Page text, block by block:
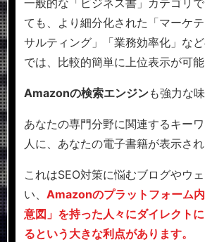
一般的な「ビジネス書」カテゴリ
ても、より細分化された「マーケ
サルティング」「業務効率化」な
では、比較的簡単に上位表示が可能
Amazonの検索エンジンも強力な味
あなたの専門分野に関連するキー
人に、あなたの電子書籍が表示され
これはSEO対策に悩むブログやウ
い、 Amazonのプラットフォーム
意図」を持った人々にダイレクト
るという大きな利点があります。